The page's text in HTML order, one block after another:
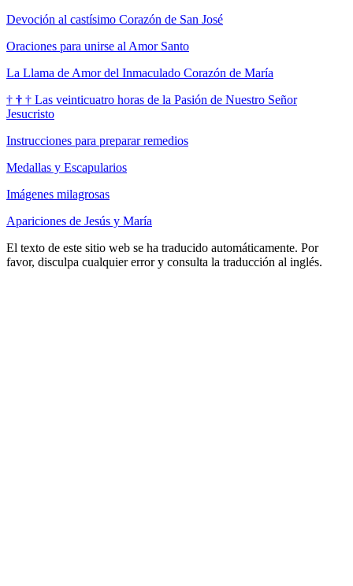
Devoción al castísimo Corazón de San José
Oraciones para unirse al Amor Santo
La Llama de Amor del Inmaculado Corazón de María
† † † Las veinticuatro horas de la Pasión de Nuestro Señor
Jesucristo
Instrucciones para preparar remedios
Medallas y Escapularios
Imágenes milagrosas
Apariciones de Jesús y María
El texto de este sitio web se ha traducido automáticamente. Por
favor, disculpa cualquier error y consulta la traducción al inglés.